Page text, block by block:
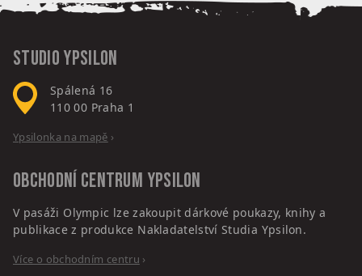
Studio Ypsilon
Spálená 16
110 00 Praha 1
Ypsilonka na mapě ›
Obchodní centrum Ypsilon
V pasáži Olympic lze zakoupit dárkové poukazy, knihy a
publikace z produkce Nakladatelství Studia Ypsilon.
Více o obchodním centru ›